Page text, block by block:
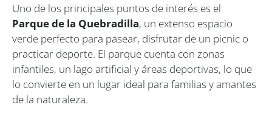
Uno de los principales puntos de interés es el
Parque de la Quebradilla, un extenso espacio
verde perfecto para pasear, disfrutar de un picnic o
practicar deporte. El parque cuenta con zonas
infantiles, un lago artificial y áreas deportivas, lo que
lo convierte en un lugar ideal para familias y amantes
de la naturaleza.